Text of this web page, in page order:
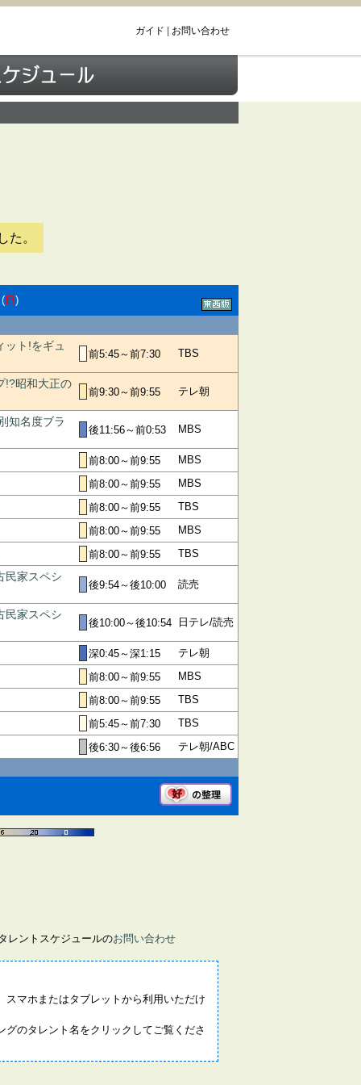
ガイド お問い合わせ
た。
日 )
ット!をギュ
前5:45～前7:30 TBS
!?昭和大正の
前9:30～前9:55 テレ朝
知名度ブラ
後11:56～前0:53 MBS
前8:00～前9:55 MBS
前8:00～前9:55
MBS
前8:00～前9:55 TBS
前8:00～前9:55
MBS
前8:00～前9:55 TBS
民家スペシ
後9:54～後10:00 読売
民家スペシ
後10:00～後10:54 日テレ/読売
深0:45～深1:15 テレ朝
前8:00～前9:55
MBS
前8:00～前9:55 TBS
前5:45～前7:30
TBS
後6:30～後6:56
テレ朝/ABC
レントスケジュールのお問い合わせ
マホまたはタブレットから利用いただけ
グのタレント名をクリックしてご覧くださ